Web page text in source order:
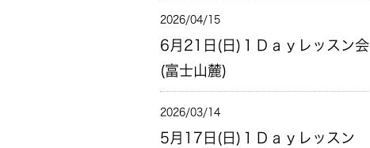
2026/04/15
6月21日(日)１Ｄａｙレッスン会
(富士山麓)
2026/03/14
5月17日(日)１Ｄａｙレッスン